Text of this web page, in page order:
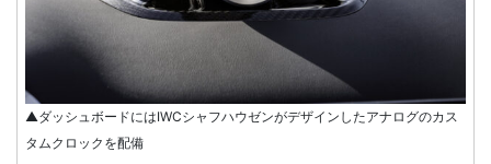
▲ダッシュボードにはIWCシャフハウゼンがデザインしたアナログのカス
タムクロックを配備